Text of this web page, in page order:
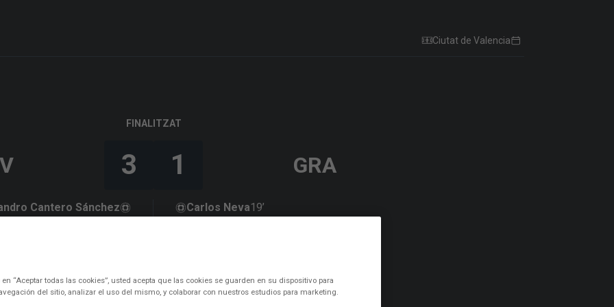
Ciutat de Valencia
FINALITZAT
3 1 GRA
Cantero Sánchez
19’
Carlos Neva
“Aceptar todas las cookies”, usted acepta que las cookies se guarden en su dispositivo para
del sitio, analizar el uso del mismo, y colaborar con nuestros estudios para marketing.